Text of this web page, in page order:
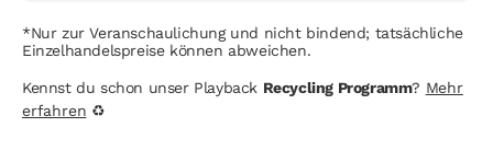
*Nur zur Veranschaulichung und nicht bindend; tatsächliche
Einzelhandelspreise können abweichen.
Kennst du schon unser Playback Recycling Programm? Mehr
erfahren ♻